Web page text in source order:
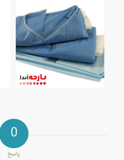
0
پاسخ